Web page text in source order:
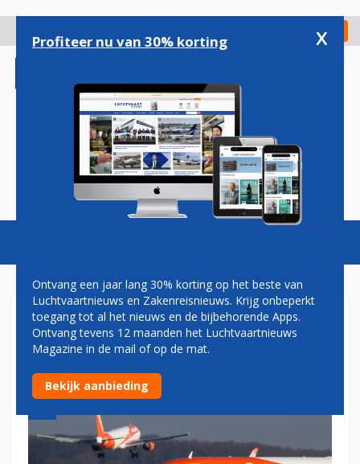
gaan
Check in
Magazine Podcasts Vacatures
EASYJET VLIEGT WEER, ZIJ
HET NOG OP KLEINE SCHAAL
Profiteer nu van 30% korting x
Ontvang een jaar lang 30% korting op het beste van
Luchtvaartnieuws en Zakenreisnieuws. Krijg onbeperkt
toegang tot al het nieuws en de bijbehorende Apps.
Ontvang tevens 12 maanden het Luchtvaartnieuws
Magazine in de mail of op de mat.
Bekijk aanbieding